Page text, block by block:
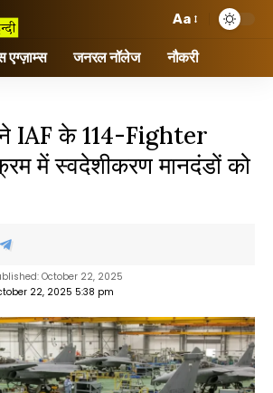
Aa
एग्ज़ाम्स जनरल नॉलेज नौकरी
ने IAF के 114-Fighter
में स्वदेशीकरण मानदंडों को
22, 2025 5:38 pm
October 22, 2025